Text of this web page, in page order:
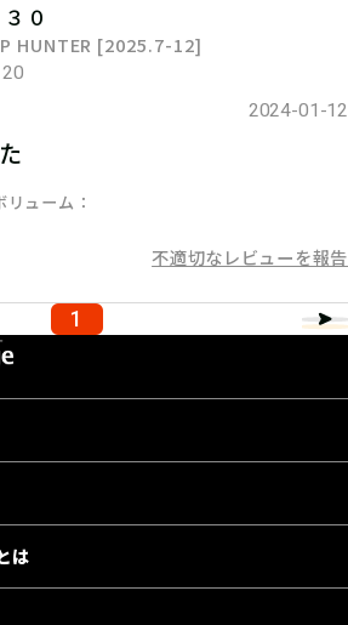
０
HUNTER [2025.7-12]
2024-01-12
リューム
不適切なレビューを報告
1
は